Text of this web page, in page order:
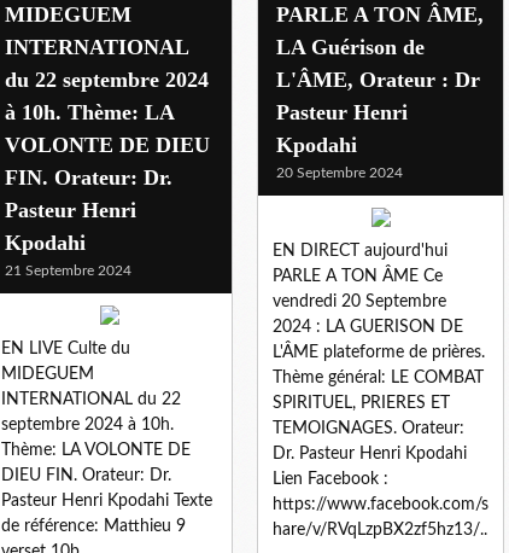
MIDEGUEM
INTERNATIONAL
du 22 septembre 2024
à 10h. Thème: LA
VOLONTE DE DIEU
FIN. Orateur: Dr.
Pasteur Henri
Kpodahi
21 Septembre 2024
EN LIVE Culte du
MIDEGUEM
INTERNATIONAL du 22
septembre 2024 à 10h.
Thème: LA VOLONTE DE
DIEU FIN. Orateur: Dr.
Pasteur Henri Kpodahi Texte
de référence: Matthieu 9
PARLE A TON ÂME,
LA Guérison de
L'ÂME, Orateur : Dr
Pasteur Henri
Kpodahi
20 Septembre 2024
EN DIRECT aujourd'hui
PARLE A TON ÂME Ce
vendredi 20 Septembre
2024 : LA GUERISON DE
L'ÂME plateforme de prières.
Thème général: LE COMBAT
SPIRITUEL, PRIERES ET
TEMOIGNAGES. Orateur:
Dr. Pasteur Henri Kpodahi
Lien Facebook :
https://www.facebook.com/s
hare/v/RVqLzpBX2zf5hz13/..